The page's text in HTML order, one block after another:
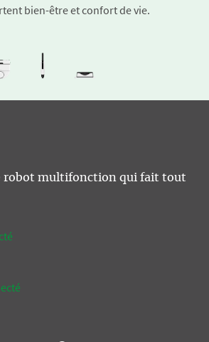
bien-être et confort de vie.
multifonction qui fait tout